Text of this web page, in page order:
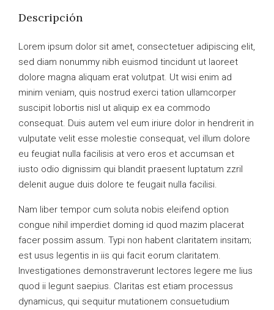
Descripción
Lorem ipsum dolor sit amet, consectetuer adipiscing elit,
sed diam nonummy nibh euismod tincidunt ut laoreet
dolore magna aliquam erat volutpat. Ut wisi enim ad
minim veniam, quis nostrud exerci tation ullamcorper
suscipit lobortis nisl ut aliquip ex ea commodo
consequat. Duis autem vel eum iriure dolor in hendrerit in
vulputate velit esse molestie consequat, vel illum dolore
eu feugiat nulla facilisis at vero eros et accumsan et
iusto odio dignissim qui blandit praesent luptatum zzril
delenit augue duis dolore te feugait nulla facilisi.
Nam liber tempor cum soluta nobis eleifend option
congue nihil imperdiet doming id quod mazim placerat
facer possim assum. Typi non habent claritatem insitam;
est usus legentis in iis qui facit eorum claritatem.
Investigationes demonstraverunt lectores legere me lius
quod ii legunt saepius. Claritas est etiam processus
dynamicus, qui sequitur mutationem consuetudium